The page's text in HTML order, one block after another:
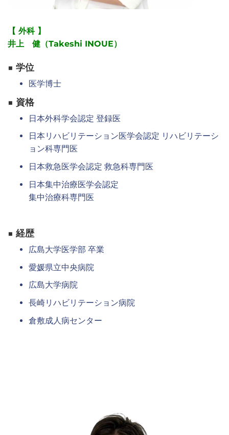
【 外科 】
井上 健（Takeshi INOUE）
■ 学位
医学博士
■ 資格
日本外科学会認定 登録医
日本リハビリテーション医学会認定 リハビリテーシ
ョン科専門医
日本救急医学会認定 救急科専門医
日本集中治療医学会認定
集中治療科専門医
■ 経歴
広島大学医学部 卒業
愛媛県立中央病院
広島大学病院
長崎リハビリテーション病院
倉敷成人病センター
第1希望 :
日付
時間
第2希望 :
日付
時間
第3希望 :
日付
保険関係情報
保険会社名
保険番号